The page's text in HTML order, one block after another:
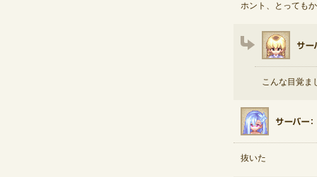
ホント、とっても
こんな目覚ま
抜いた